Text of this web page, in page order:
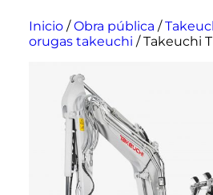
Inicio /Obra pública /
orugas takeuchi / Takeuchi